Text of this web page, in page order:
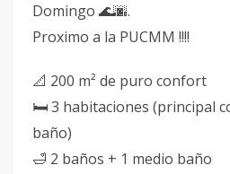
Domingo 🌊🌆.
Proximo a la PUCMM !!!!
📐 200 m² de puro confort
🛏️ 3 habitaciones (principal
baño)
🛁 2 baños + 1 medio baño